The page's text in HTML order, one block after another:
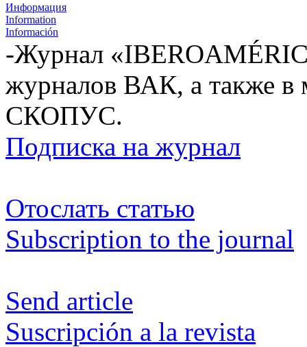
Информация
Information
Información
-Журнал
журналов ВАК, а также в
СКОПУС.
Подписка на журнал
Отослать статью
Subscription to the journal
Send article
Suscripción a la revista